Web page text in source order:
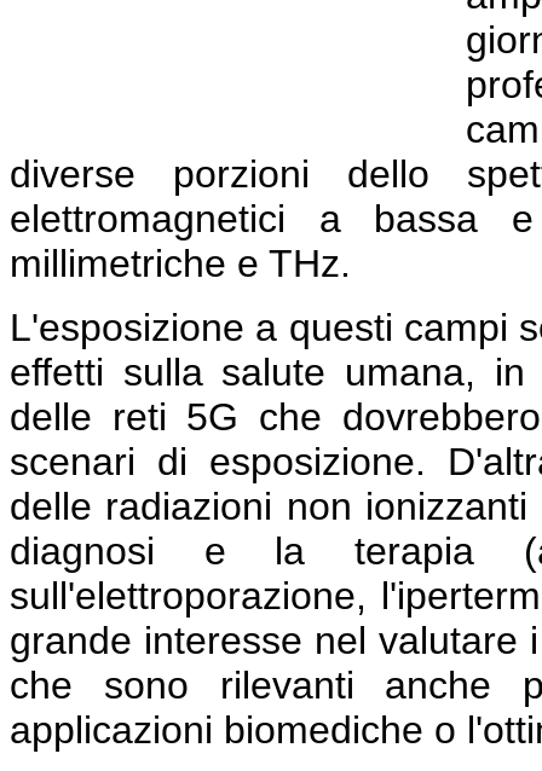
diverse porzioni dello
elettromagnetici a bassa
millimetriche e THz.
L'esposizione a questi campi
effetti sulla salute umana,
delle reti 5G che
scenari di esposizione.
delle radiazioni non
diagnosi e la terapia
sull'elettroporazione,
grande interesse nel valutare
che sono rilevanti anche
applicazioni biomediche o